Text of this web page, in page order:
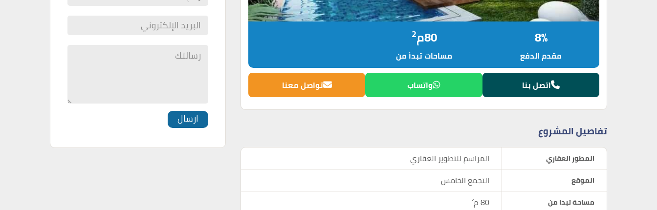
8%
مقدم الدفع
80م 2
مساحات تبدأ من
اتصل بنا
واتساب تواصل معنا
تفاصيل المشروع
المطور العقاري المراسم للتطوير العقاري
الموقع التجمع الخامس
مساحة تبدا من 80 م²